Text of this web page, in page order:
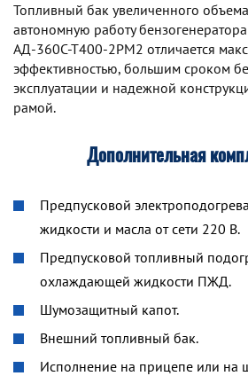
Топливный бак увеличенного
автономную работу
АД-360С-Т400-2РМ2 отличается
эффективностью, большим сроком
эксплуатации и надежной
рамой.
Дополнительная
Предпусковой
жидкости и масла от сети 220 В.
Предпусковой топливный
охлаждающей жидкости ПЖД.
Шумозащитный капот.
Внешний топливный бак.
Исполнение на прицепе или на